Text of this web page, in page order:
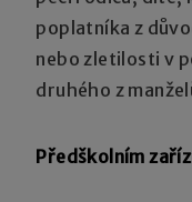
poplatníka z
nebo zletilosti v
druhého z
Předškolním